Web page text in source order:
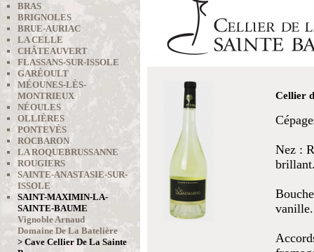
BRAS
BRIGNOLES
BRUE-AURIAC
LA CELLE
CHÂTEAUVERT
FLASSANS-SUR-ISSOLE
GARÉOULT
MÉOUNES-LÈS-
MONTRIEUX
NÉOULES
OLLIÈRES
PONTEVÈS
ROCBARON
LA ROQUEBRUSSANNE
ROUGIERS
SAINTE-ANASTASIE-SUR-
ISSOLE
SAINT-MAXIMIN-LA-
SAINTE-BAUME
Vignoble Arnaud
Domaine De La Batelière
> Cave Cellier De La Sainte
Cellier
Nez :
vanille.